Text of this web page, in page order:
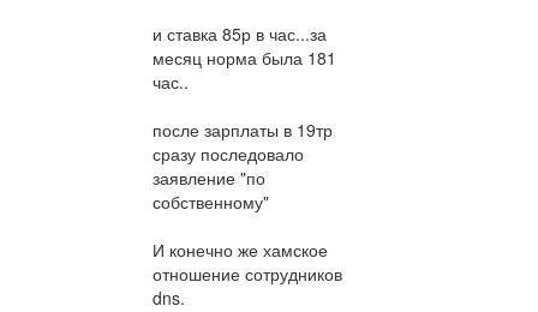
и ставка 85р в час...за
месяц норма была 181
час..
после зарплаты в 19тр
сразу последовало
заявление "по
собственному"
И конечно же хамское
отношение сотрудников
dns.